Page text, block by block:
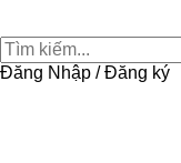
Đăng Nhập / Đăng ký